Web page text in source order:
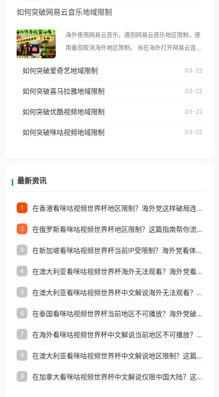
示语。 海外用户如香港、澳门、台湾、美国、加拿
像其他音乐平台一样，出现地区及版权限制问题，且
仅能在中国大陆地区播放。 遇到这个问题的朋友们，
使用番茄回国加速器，即可解决「海外用户收听腾讯
台湾、美国、加拿大、澳大利亚、欧洲等国家和地区
权限制所困扰。
如何突破网易云音乐地域限制
海外使用网易云音乐，遇到网易云音乐地区限制，使
用番茄取消海外地区限制。 当在海外打开网易云音
播放”的提示语。 海外用户如香港、澳门、台湾、美
国、加拿大、澳大利亚、欧洲等国家和地区时，网易
制问题，且仅能在中国大陆地区播放。 遇到这个问题
户收听网易云音乐地区版权限制」的问题，无论人在
如何突破爱奇艺地域限制 03-22
如何突破喜马拉雅地域限制 03-22
如何突破优酷视频地域限制 03-22
如何突破咪咕视频地域限制 03-22
最新资讯
1 在香港看咪咕视频世界杯地区限制？海外党这样破局连看7天不卡顿！
2 在俄罗斯看咪咕视频世界杯地区限制？这篇指南帮你流畅看中文解说赛事
3 在新加坡看咪咕视频世界杯当前IP受限制？海外党看体育赛事的终极破局指南
4 在澳大利亚看咪咕视频世界杯海外无法观看？海外党看国内体育直播的终极解法
5 在澳大利亚看咪咕视频世界杯中文解说海外无法观看？这篇指南帮你搞定所有体育直播难题
6 在泰国看咪咕视频世界杯当前地区不可播放？海外党破局看中文解说赛事指南
7 在海外看咪咕视频世界杯中文解说当前地区不可播放？这篇指南帮你搞定所有体育赛事直播难题
8 在澳大利亚看咪咕视频世界杯中文解说地区限制？这篇指南帮你搞定海外观赛难题
9 在加拿大看咪咕视频世界杯中文解说仅限中国大陆？这篇指南帮你轻松解锁中文解说和赛事直播